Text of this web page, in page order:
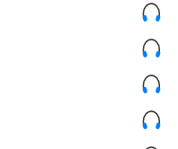
/교환 처리 불가합니다.
있지 않습니다.
없이 증정 종료될 수 있습니다.